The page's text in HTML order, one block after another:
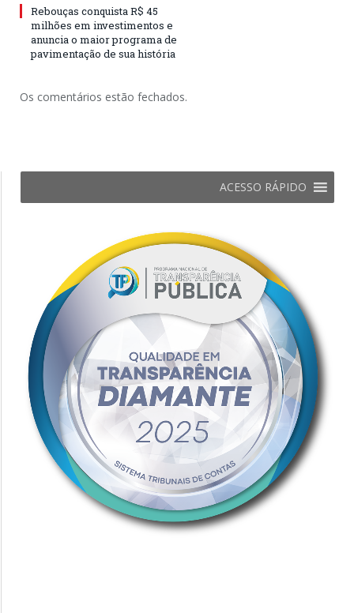
Rebouças conquista R$ 45
milhões em investimentos e
anuncia o maior programa de
pavimentação de sua história
Os comentários estão fechados.
ACESSO RÁPIDO